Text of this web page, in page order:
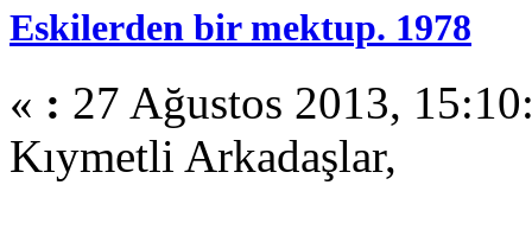
Eskilerden bir mektup. 1978
« : 27 Ağustos 2013,
Kıymetli Arkadaşlar,